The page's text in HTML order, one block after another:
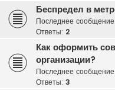
Беспредел в
Последнее сообщение
Ответы: 2
Как оформить
организации?
Последнее сообщение
Ответы: 3